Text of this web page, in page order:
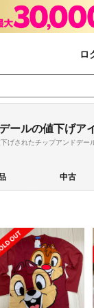
ロ
ールの値下げア
げされたチップアンドデー
中古